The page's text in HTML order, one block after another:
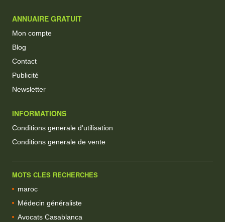
ANNUAIRE GRATUIT
Mon compte
Blog
Contact
Publicité
Newsletter
INFORMATIONS
Conditions generale d'utilisation
Conditions generale de vente
MOTS CLES RECHERCHES
maroc
Médecin généraliste
Avocats Casablanca